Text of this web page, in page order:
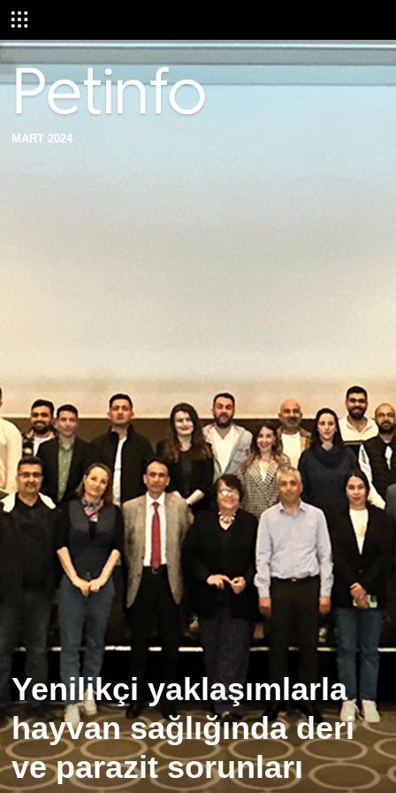
MART 2024
Yenilikçi yaklaşımlarla
hayvan sağlığında deri
ve parazit sorunları